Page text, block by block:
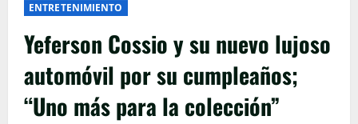
ENTRETENIMIENTO
Yeferson Cossio y su nuevo lujoso
automóvil por su cumpleaños;
“Uno más para la colección”